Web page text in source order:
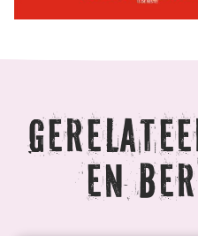
en